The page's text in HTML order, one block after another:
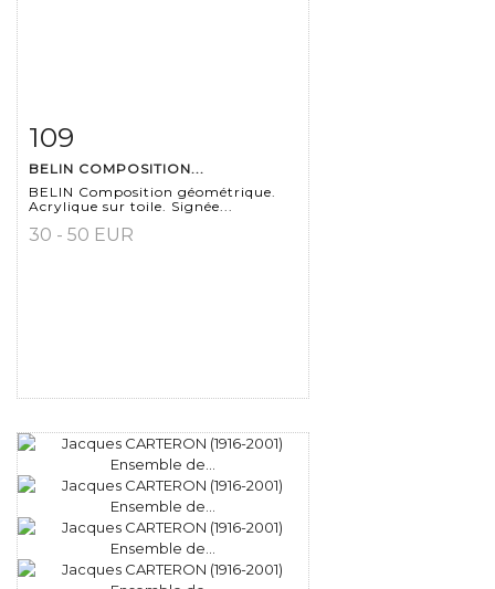
Fiche détaillée
109
BELIN COMPOSITION...
BELIN Composition géométrique.
Acrylique sur toile. Signée...
30 - 50 EUR